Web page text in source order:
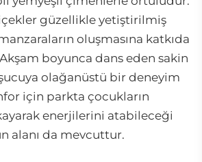
güzellikle yetiştirilmiş
oluşmasına katkıda
boyunca dans eden sakin
olağanüstü bir deneyim
için parkta çocukların
enerjilerini atabileceği
alanı da mevcuttur.